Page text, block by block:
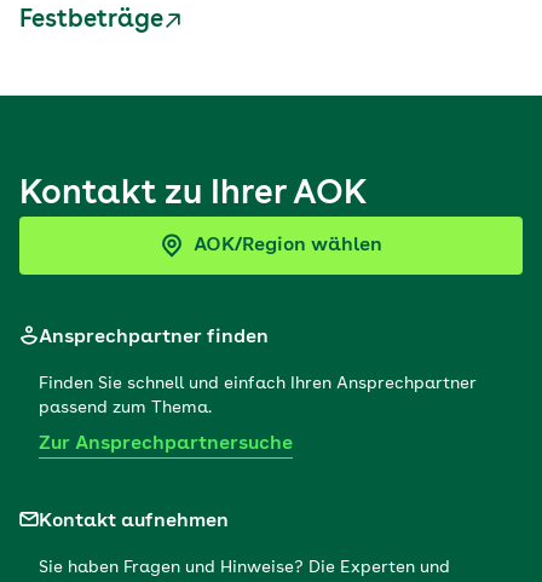
Festbeträge
Kontakt zu Ihrer AOK
AOK/Region wählen
Ansprechpartner finden
Finden Sie schnell und einfach Ihren Ansprechpartner
passend zum Thema.
Zur Ansprechpartnersuche
Kontakt aufnehmen
Sie haben Fragen und Hinweise? Die Experten und